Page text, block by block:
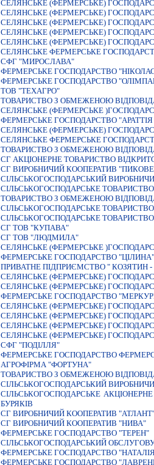
СЕЛЯНСЬКЕ (ФЕРМЕРСЬКЕ)
СЕЛЯНСЬКЕ (ФЕРМЕРСЬКЕ)
СЕЛЯНСЬКЕ (ФЕРМЕРСЬКЕ)
СЕЛЯНСЬКЕ (ФЕРМЕРСЬКЕ)
СЕЛЯНСЬКЕ (ФЕРМЕРСЬКЕ)
СЕЛЯНСЬКЕ ФЕРМЕРСЬКЕ
СФГ "МИРОСЛАВА"
ФЕРМЕРСЬКЕ ГОСПОДАРСТВО
ФЕРМЕРСЬКЕ ГОСПОДАРСТВО
ТОВ "ТЕХАГРО"
ТОВАРИСТВО З ОБМЕЖЕНОЮ
СЕЛЯНСЬКЕ (ФЕРМЕРСЬКЕ
ФЕРМЕРСЬКЕ ГОСПОДАРСТВО "АРАТТIЯ
СЕЛЯНСЬКЕ (ФЕРМЕРСЬКЕ)
СЕЛЯНСЬКЕ ФЕРМЕРСЬКЕ
ТОВАРИСТВО З ОБМЕЖЕНОЮ
СГ АКЦІОНЕРНЕ ТОВАРИСТВО
СГ ВИРОБНИЧИЙ КООПЕРАТИВ
СIЛЬСЬКОГОСПОДАРСЬКИЙ
СIЛЬСЬКОГОСПОДАРСЬКЕ
ТОВАРИСТВО З ОБМЕЖЕНОЮ
СIЛЬСЬКОГОСПОДАРСЬКЕ
СIЛЬСЬКОГОСПОДАРСЬКЕ
СГ ТОВ "КУПАВА"
СГ ТОВ "ЛЮДМИЛА"
СЕЛЯНСЬКЕ (ФЕРМЕРСЬКЕ
ФЕРМЕРСЬКЕ ГОСПОДАРСТВО "ЦIЛИНА"
ПРИВАТНЕ ПIДПРИЄМСТВО " КОЗЯТИН -
СЕЛЯНСЬКЕ (ФЕРМЕРСЬКЕ)
СЕЛЯНСЬКЕ (ФЕРМЕРСЬКЕ)
ФЕРМЕРСЬКЕ ГОСПОДАРСТВО
СЕЛЯНСЬКЕ (ФЕРМЕРСЬКЕ)
СЕЛЯНСЬКЕ (ФЕРМЕРСЬКЕ)
СЕЛЯНСЬКЕ (ФЕРМЕРСЬКЕ)
СЕЛЯНСЬКЕ (ФЕРМЕРСЬКЕ)
СФГ "ПОДІЛЛЯ"
ФЕРМЕРСЬКЕ ГОСПОДАРСТВО
АГРОФIРМА "ФОРТУНА"
ТОВАРИСТВО З ОБМЕЖЕНОЮ
СІЛЬСЬКОГОСПОДАРСЬКИЙ
СIЛЬСЬКОГОСПОДАРСЬКЕ
БУРЯКIВ
СГ ВИРОБНИЧИЙ КООПЕРАТИВ
СГ ВИРОБНИЧИЙ КООПЕРАТИВ "НИВА"
ФЕРМЕРСЬКЕ ГОСПОДАРСТВО "ТЕРЕН"
СІЛЬСЬКОГОСПОДАРСЬКИЙ
ФЕРМЕРСЬКЕ ГОСПОДАРСТВО
ФЕРМЕРСЬКЕ ГОСПОДАРСТВО